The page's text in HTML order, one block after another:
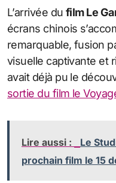
L’arrivée du film Le
écrans chinois
remarquable, fusion
visuelle captivante et
avait déjà pu le
sortie du film le
Lire aussi :
Le
prochain film le 15